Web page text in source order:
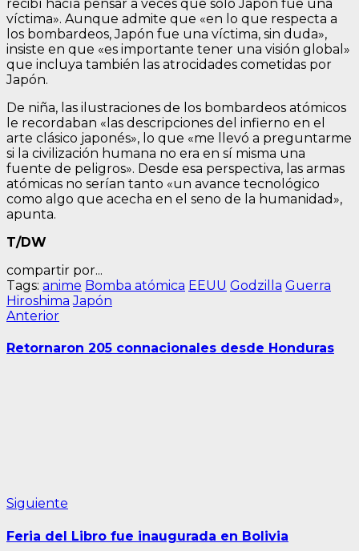
recibí hacía pensar a veces que solo Japón fue una
víctima». Aunque admite que «en lo que respecta a
los bombardeos, Japón fue una víctima, sin duda»,
insiste en que «es importante tener una visión global»
que incluya también las atrocidades cometidas por
Japón.
De niña, las ilustraciones de los bombardeos atómicos
le recordaban «las descripciones del infierno en el
arte clásico japonés», lo que «me llevó a preguntarme
si la civilización humana no era en sí misma una
fuente de peligros». Desde esa perspectiva, las armas
atómicas no serían tanto «un avance tecnológico
como algo que acecha en el seno de la humanidad»,
apunta.
T/DW
compartir por...
Tags: anime Bomba atómica EEUU Godzilla Guerra
Hiroshima Japón
Navegación
de
AnteriorEntrada
Retornaron 205 connacionales desde Honduras
Siguiente
Feria del Libro fue inaugurada en Bolivia